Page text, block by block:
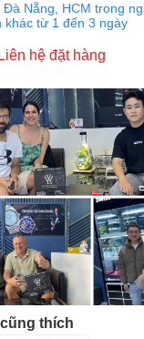
Nẵng, HCM trong
khác từ 1 đến 3 ngày
Liên hệ đặt hàng
thích